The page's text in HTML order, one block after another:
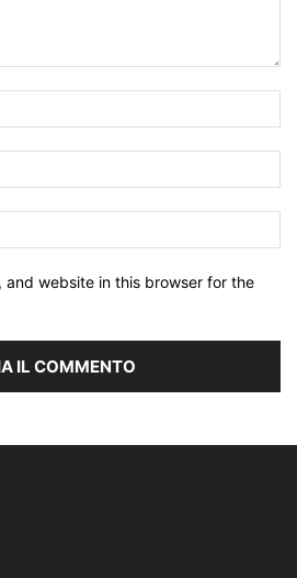
and website in this browser for the